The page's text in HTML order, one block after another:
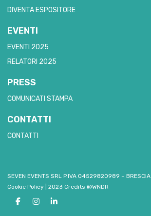
DIVENTA ESPOSITORE
EVENTI
EVENTI 2025
RELATORI 2025
PRESS
COMUNICATI STAMPA
CONTATTI
CONTATTI
SEVEN EVENTS SRL P.IVA 04529820989 – BRESCIA
Cookie Policy
2023 Credits @WNDR